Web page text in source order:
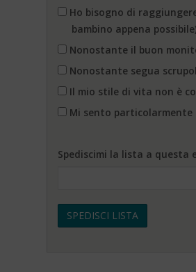
Ho bisogno di
bambino appena
Nonostante il buon
Nonostante segua
Il mio stile di vita non è
Mi sento
Spediscimi la lista a questa